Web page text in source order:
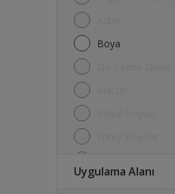
Boya
Uygulama Alanı